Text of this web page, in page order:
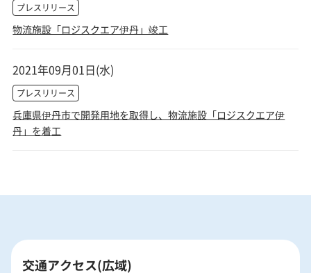
プレスリリース
物流施設「ロジスクエア伊丹」竣工
プレスリリース
兵庫県伊丹市で開発用地を取得し、物流施設「ロジスクエア伊
丹」を着工
2021年09月01日(水)
交通アクセス(広域)